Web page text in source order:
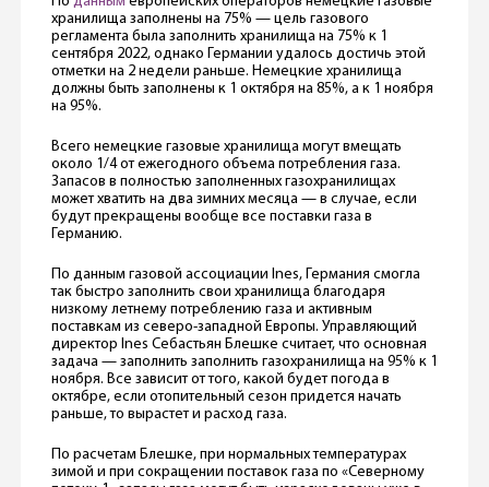
хранилища заполнены на 75% — цель газового
регламента была заполнить хранилища на 75% к 1
сентября 2022, однако Германии удалось достичь этой
отметки на 2 недели раньше. Немецкие хранилища
должны быть заполнены к 1 октября на 85%, а к 1 ноября
на 95%.
Всего немецкие газовые хранилища могут вмещать
около 1/4 от ежегодного объема потребления газа.
Запасов в полностью заполненных газохранилищах
может хватить на два зимних месяца — в случае, если
будут прекращены вообще все поставки газа в
Германию.
По данным газовой ассоциации Ines, Германия смогла
так быстро заполнить свои хранилища благодаря
низкому летнему потреблению газа и активным
поставкам из северо-западной Европы. Управляющий
директор Ines Себастьян Блешке считает, что основная
задача — заполнить заполнить газохранилища на 95% к 1
ноября. Все зависит от того, какой будет погода в
октябре, если отопительный сезон придется начать
раньше, то вырастет и расход газа.
По расчетам Блешке, при нормальных температурах
зимой и при сокращении поставок газа по «Северному